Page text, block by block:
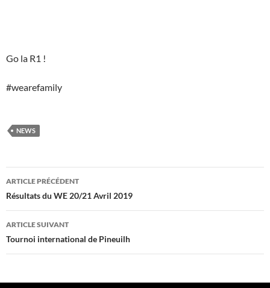
Go la R1 !
#wearefamily
NEWS
Navigation
des
articles
ARTICLE PRÉCÉDENT
Résultats du WE 20/21 Avril 2019
ARTICLE SUIVANT
Tournoi international de Pineuilh